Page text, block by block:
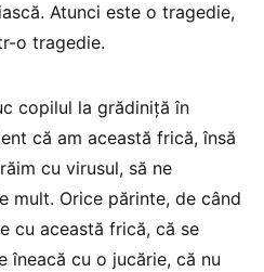
Atunci este o tragedie,
o tragedie.
copilul la grădiniță în
că am această frică, însă
cu virusul, să ne
mult. Orice părinte, de când
cu această frică, că se
îneacă cu o jucărie, că nu